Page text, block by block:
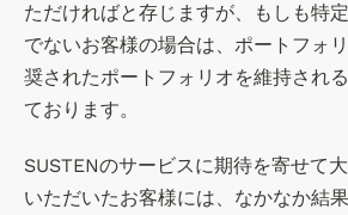
ただければと存じますが、もしも特
でないお客様の場合は、ポートフォ
奨されたポートフォリオを維持され
ております。
SUSTENのサービスに期待を寄せて
いただいたお客様には、なかなか結